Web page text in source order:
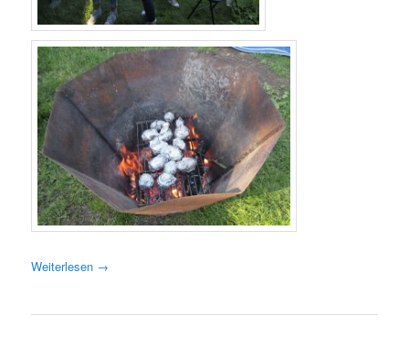
Weiterlesen →